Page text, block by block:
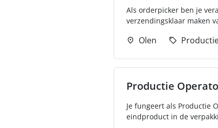
Als orderpicker ben je
verzendingsklaar maken
Olen
Productie
Je fungeert als Productie
eindproduct in de